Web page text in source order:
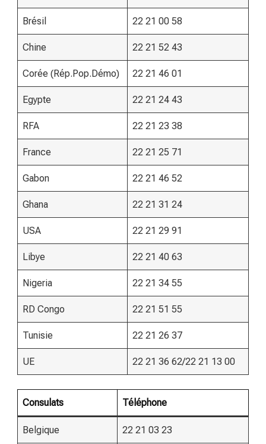
Brésil 22 21 00 58
Chine 22 21 52 43
Corée (Rép.Pop.Démo) 22 21 46 01
Egypte 22 21 24 43
RFA 22 21 23 38
France 22 21 25 71
Gabon 22 21 46 52
Ghana 22 21 31 24
USA 22 21 29 91
Libye 22 21 40 63
Nigeria 22 21 34 55
RD Congo 22 21 51 55
Tunisie 22 21 26 37
UE 22 21 36 62/22 21 13 00
Consulats Téléphone
Belgique 22 21 03 23